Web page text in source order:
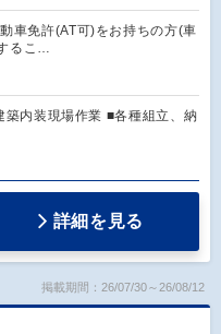
車免許(AT可)をお持ちの方(車
るこ…
内装現場作業 ■各種組立、納
詳細を見る
掲載期間：26/07/30～26/08/12